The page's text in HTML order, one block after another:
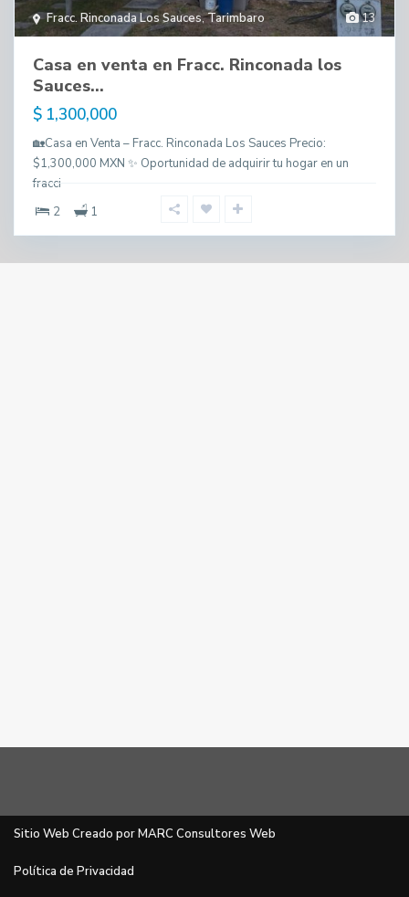
13
Fracc. Rinconada Los Sauces,Tarimbaro
Casa en venta en Fracc. Rinconada los
Sauces...
$ 1,300,000
🏡Casa en Venta – Fracc. Rinconada Los Sauces Precio:
$1,300,000 MXN ✨ Oportunidad de adquirir tu hogar en un
fracci
2
1
Sitio Web Creado por MARC Consultores Web
Política de Privacidad